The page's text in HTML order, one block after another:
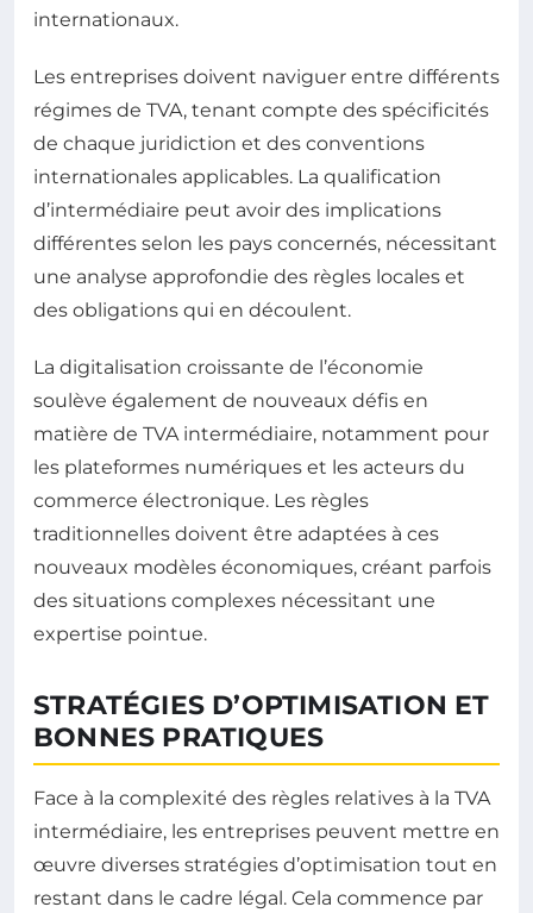
internationaux.
Les entreprises doivent naviguer entre différents
régimes de TVA, tenant compte des spécificités
de chaque juridiction et des conventions
internationales applicables. La qualification
d’intermédiaire peut avoir des implications
différentes selon les pays concernés, nécessitant
une analyse approfondie des règles locales et
des obligations qui en découlent.
La digitalisation croissante de l’économie
soulève également de nouveaux défis en
matière de TVA intermédiaire, notamment pour
les plateformes numériques et les acteurs du
commerce électronique. Les règles
traditionnelles doivent être adaptées à ces
nouveaux modèles économiques, créant parfois
des situations complexes nécessitant une
expertise pointue.
STRATÉGIES D’OPTIMISATION ET
BONNES PRATIQUES
Face à la complexité des règles relatives à la TVA
intermédiaire, les entreprises peuvent mettre en
œuvre diverses stratégies d’optimisation tout en
restant dans le cadre légal. Cela commence par